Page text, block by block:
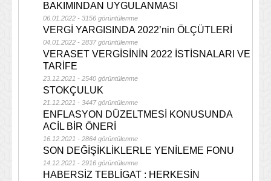
BAKIMINDAN UYGULANMASI
06.01.2022 - 3156 görüntülenme
VERGİ YARGISINDA 2022’nin ÖLÇÜTLERİ
04.01.2022 - 2837 görüntülenme
VERASET VERGİSİNİN 2022 İSTİSNALARI VE
TARİFE
23.12.2021 - 2540 görüntülenme
STOKÇULUK
21.12.2021 - 3447 görüntülenme
ENFLASYON DÜZELTMESİ KONUSUNDA
ACİL BİR ÖNERİ
16.12.2021 - 2864 görüntülenme
SON DEĞİŞİKLİKLERLE YENİLEME FONU
14.12.2021 - 2916 görüntülenme
HABERSİZ TEBLİGAT : HERKESİN